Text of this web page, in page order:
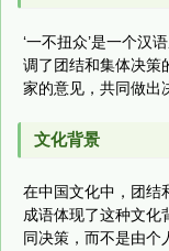
‘一不扭众’是一个汉
调了团结和集体决策
家的意见，共同做出
文化背景
在中国文化中，团结
成语体现了这种文化
同决策，而不是由个